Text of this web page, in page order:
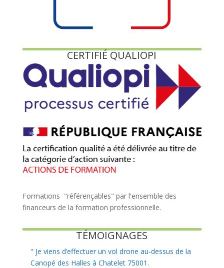
CERTIFIÉ QUALIOPI
Formations "référençables" par l'ensemble des
financeurs de la formation professionnelle.
TÉMOIGNAGES
" Je viens d’effectuer un vol drone au-dessus de la
Canopé des Halles à Chatelet 75001.